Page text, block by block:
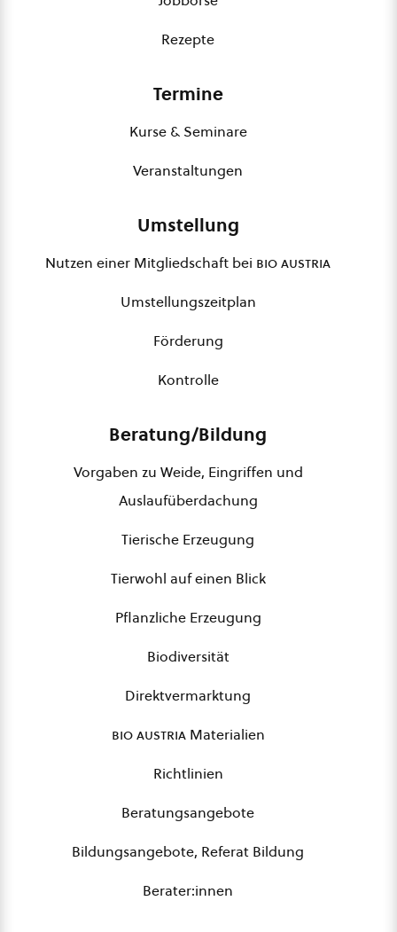
Rezepte
Termine
Kurse & Seminare
Veranstaltungen
Umstellung
Nutzen einer Mitgliedschaft bei bio austria
Umstellungszeitplan
Förderung
Kontrolle
Beratung/Bildung
Vorgaben zu Weide, Eingriffen und
Auslaufüberdachung
Tierische Erzeugung
Tierwohl auf einen Blick
Pflanzliche Erzeugung
Biodiversität
Direktvermarktung
bio austriaMaterialien
Richtlinien
Beratungsangebote
Bildungsangebote, Referat Bildung
Berater:innen